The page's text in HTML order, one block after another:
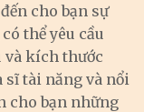
cho bạn sự
thể yêu cầu
và kích thước
sĩ tài năng và nổi
cho bạn những